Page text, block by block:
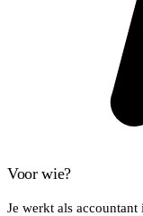
Voor wie?
Je werkt als